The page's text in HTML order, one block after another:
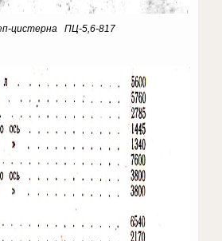
цистерна ПЦ-5,6-817